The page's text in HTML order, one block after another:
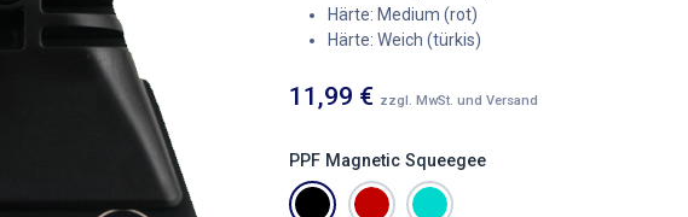
Härte: Medium (rot)
Härte: Weich (türkis)
11,99 € zzgl. MwSt. und Versand
PPF Magnetic Squeegee